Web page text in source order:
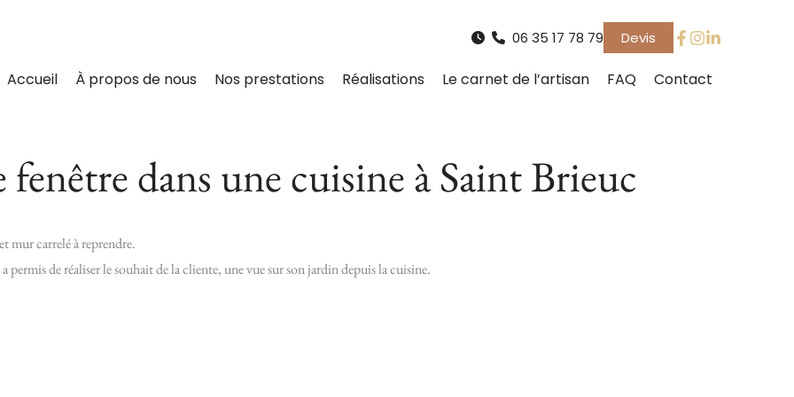
Accueil À propos de nous Nos prestations Réalisations Le carnet de l’artisan FAQ Contact
06 35 17 78 79 Devis
dans une cuisine à Saint Brieuc
mur carrelé à reprendre.
de réaliser le souhait de la cliente, une vue sur son jardin depuis la cuisine.